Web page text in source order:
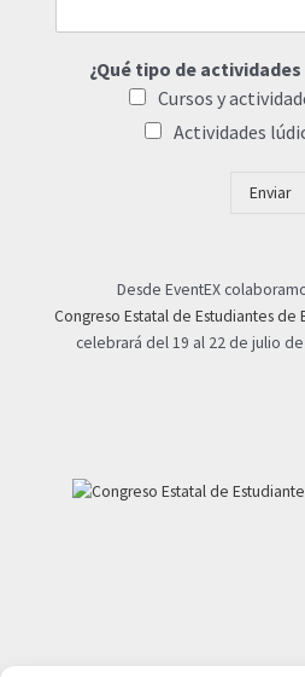
¿Qué tipo de
Cursos y
Actividades
Enviar
Desde EventEX
Congreso Estatal de Estudiantes de
celebrará del 19 al 22 de julio